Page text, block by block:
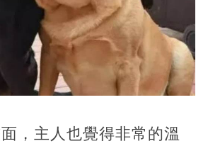
，主人也覺得非常的溫